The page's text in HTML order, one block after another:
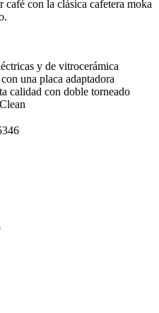
café con la clásica cafetera moka
y de vitrocerámica
una placa adaptadora
calidad con doble torneado